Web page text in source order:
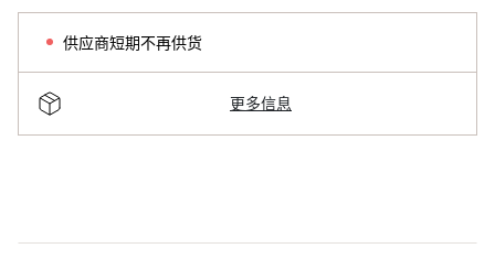
供应商短期不再供货
更多信息